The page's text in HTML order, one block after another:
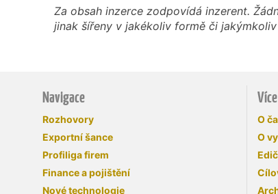
Za obsah inzerce zodpovídá inzerent.
jinak šířeny v jakékoliv formě či
Navigace
Rozhovory
Exportní šance
Profiliga firem
Finance a pojištění
Nové technologie
O
O